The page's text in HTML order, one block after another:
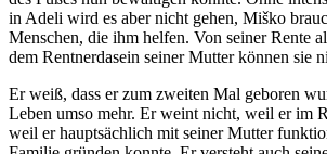
in Adeli wird es aber nicht gehen, Miško
Menschen, die ihm helfen. Von seiner Rente
dem Rentnerdasein seiner Mutter können sie
Er weiß, dass er zum zweiten Mal geboren
Leben umso mehr. Er weint nicht, weil er im
weil er hauptsächlich mit seiner Mutter